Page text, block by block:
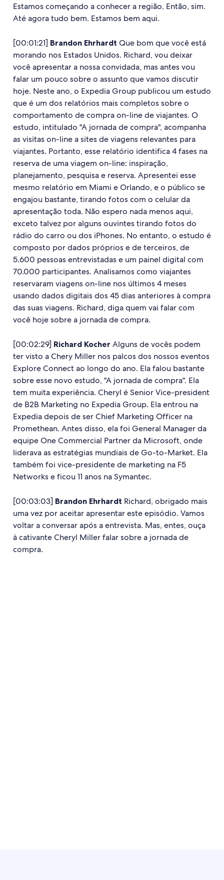
Estamos começando a conhecer a região. Então, sim.
Até agora tudo bem. Estamos bem aqui.
[00:01:21] Brandon Ehrhardt Que bom que você está
morando nos Estados Unidos. Richard, vou deixar
você apresentar a nossa convidada, mas antes vou
falar um pouco sobre o assunto que vamos discutir
hoje. Neste ano, o Expedia Group publicou um estudo
que é um dos relatórios mais completos sobre o
comportamento de compra on-line de viajantes. O
estudo, intitulado "A jornada de compra", acompanha
as visitas on-line a sites de viagens relevantes para
viajantes. Portanto, esse relatório identifica 4 fases na
reserva de uma viagem on-line: inspiração,
planejamento, pesquisa e reserva. Apresentei esse
mesmo relatório em Miami e Orlando, e o público se
engajou bastante, tirando fotos com o celular da
apresentação toda. Não espero nada menos aqui,
exceto talvez por alguns ouvintes tirando fotos do
rádio do carro ou dos iPhones. No entanto, o estudo é
composto por dados próprios e de terceiros, de
5.600 pessoas entrevistadas e um painel digital com
70.000 participantes. Analisamos como viajantes
reservaram viagens on-line nos últimos 4 meses
usando dados digitais dos 45 dias anteriores à compra
das suas viagens. Richard, diga quem vai falar com
você hoje sobre a jornada de compra.
[00:02:29] Richard Kocher Alguns de vocês podem
ter visto a Chery Miller nos palcos dos nossos eventos
Explore Connect ao longo do ano. Ela falou bastante
sobre esse novo estudo, "A jornada de compra". Ela
tem muita experiência. Cheryl é Senior Vice-president
de B2B Marketing no Expedia Group. Ela entrou na
Expedia depois de ser Chief Marketing Officer na
Promethean. Antes disso, ela foi General Manager da
equipe One Commercial Partner da Microsoft, onde
liderava as estratégias mundiais de Go-to-Market. Ela
também foi vice-presidente de marketing na F5
Networks e ficou 11 anos na Symantec.
[00:03:03] Brandon Ehrhardt Richard, obrigado mais
uma vez por aceitar apresentar este episódio. Vamos
voltar a conversar após a entrevista. Mas, entes, ouça
à cativante Cheryl Miller falar sobre a jornada de
compra.